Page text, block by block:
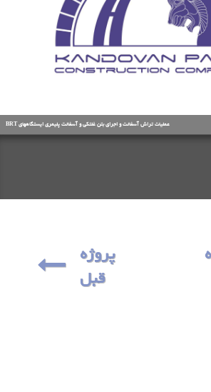
عملیات تراش آسفالت و اجرای بتن غلتکی و آسفالت پلیمری ایستگاههای BRT
پروژه
قبل